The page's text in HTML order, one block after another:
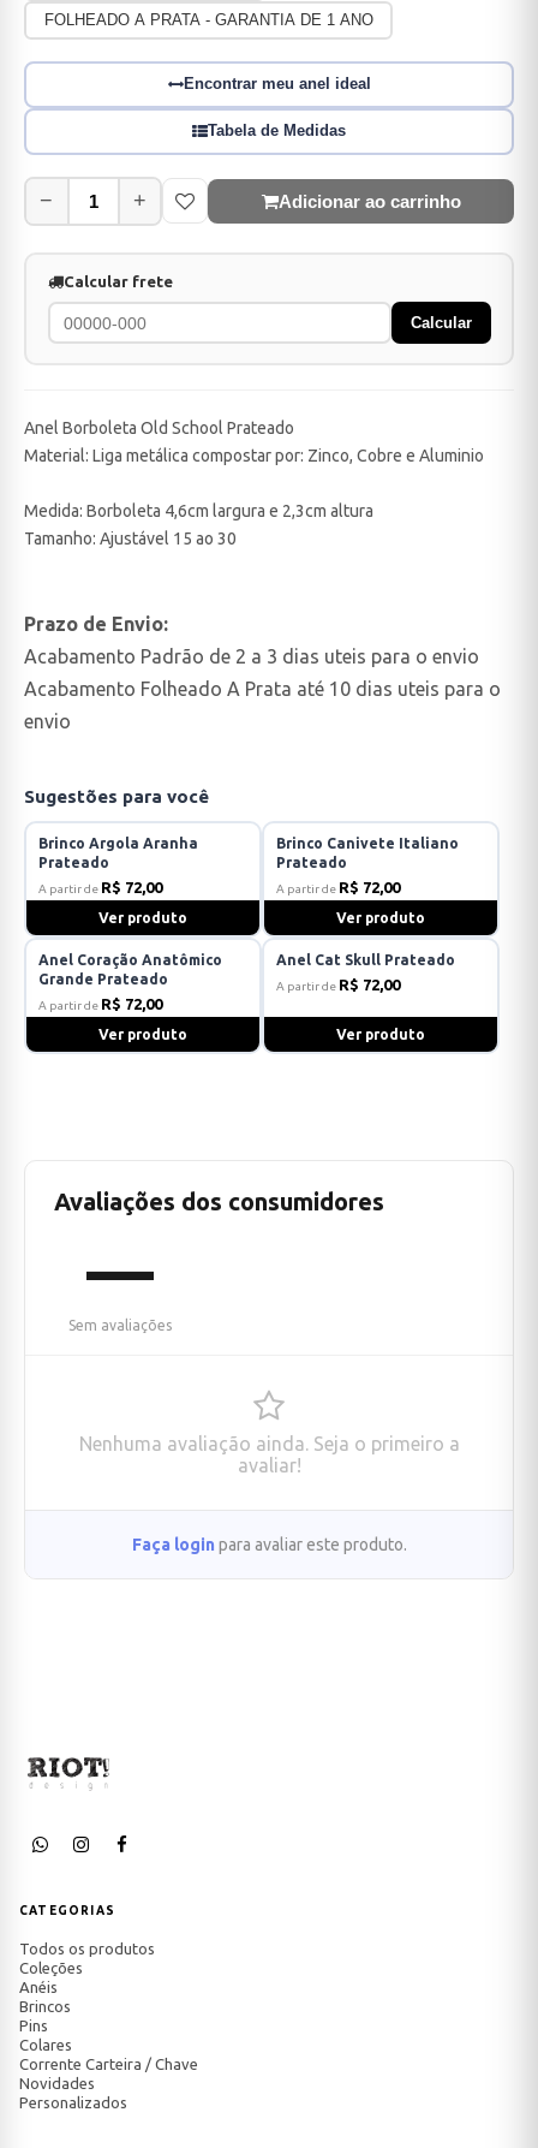
FOLHEADO A PRATA - GARANTIA DE 1 ANO
Encontrar meu anel ideal
Tabela de Medidas
− + Adicionar ao carrinho
Calcular frete
Calcular
Anel Borboleta Old School Prateado
Material: Liga metálica compostar por: Zinco, Cobre e Aluminio
Medida: Borboleta 4,6cm largura e 2,3cm altura
Tamanho: Ajustável 15 ao 30
Prazo de Envio:
Acabamento Padrão de 2 a 3 dias uteis para o envio
Acabamento Folheado A Prata até 10 dias uteis para o
envio
Sugestões para você
Brinco Argola Aranha
Prateado
A partir de R$ 72,00
Ver produto
Brinco Canivete Italiano
Prateado
A partir de R$ 72,00
Ver produto
Anel Coração Anatômico
Grande Prateado
A partir de R$ 72,00
Ver produto
Anel Cat Skull Prateado
A partir de R$ 72,00
Ver produto
Avaliações dos consumidores
—
Sem avaliações
Nenhuma avaliação ainda. Seja o primeiro a
avaliar!
Faça login para avaliar este produto.
CATEGORIAS
Todos os produtos
Coleções
Anéis
Brincos
Pins
Colares
Corrente Carteira / Chave
Novidades
Personalizados